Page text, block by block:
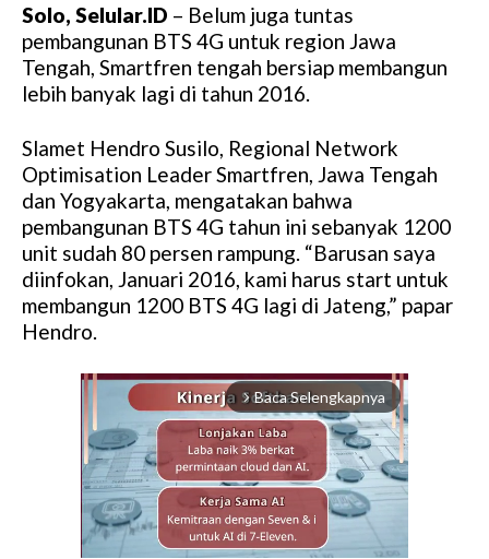
Solo, Selular.ID – Belum juga tuntas
pembangunan BTS 4G untuk region Jawa
Tengah, Smartfren tengah bersiap membangun
lebih banyak lagi di tahun 2016.
Slamet Hendro Susilo, Regional Network
Optimisation Leader Smartfren, Jawa Tengah
dan Yogyakarta, mengatakan bahwa
pembangunan BTS 4G tahun ini sebanyak 1200
unit sudah 80 persen rampung. “Barusan saya
diinfokan, Januari 2016, kami harus start untuk
membangun 1200 BTS 4G lagi di Jateng,” papar
Hendro.
arrow_forward_ios Baca Selengkapnya